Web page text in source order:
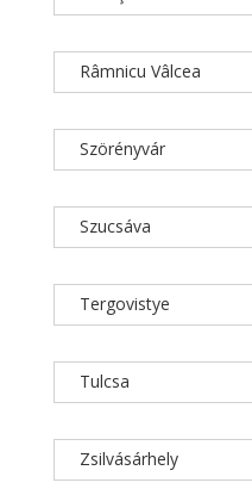
Râmnicu Vâlcea
Szörényvár
Szucsáva
Tergovistye
Tulcsa
Zsilvásárhely